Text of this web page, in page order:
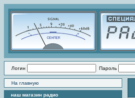
Логин Пароль
На главную
наш магазин радио